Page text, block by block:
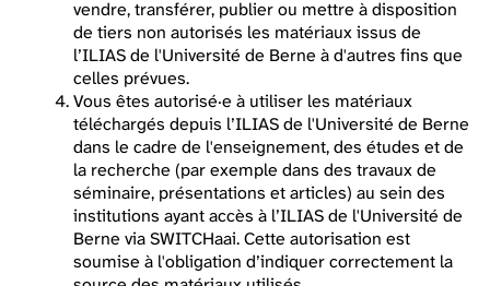
vendre, transférer, publier ou mettre à disposition
de tiers non autorisés les matériaux issus de
l’ILIAS de l'Université de Berne à d'autres fins que
celles prévues.
Vous êtes autorisé·e à utiliser les matériaux
téléchargés depuis l’ILIAS de l'Université de Berne
dans le cadre de l'enseignement, des études et de
la recherche (par exemple dans des travaux de
séminaire, présentations et articles) au sein des
institutions ayant accès à l’ILIAS de l'Université de
Berne via SWITCHaai. Cette autorisation est
soumise à l'obligation d’indiquer correctement la